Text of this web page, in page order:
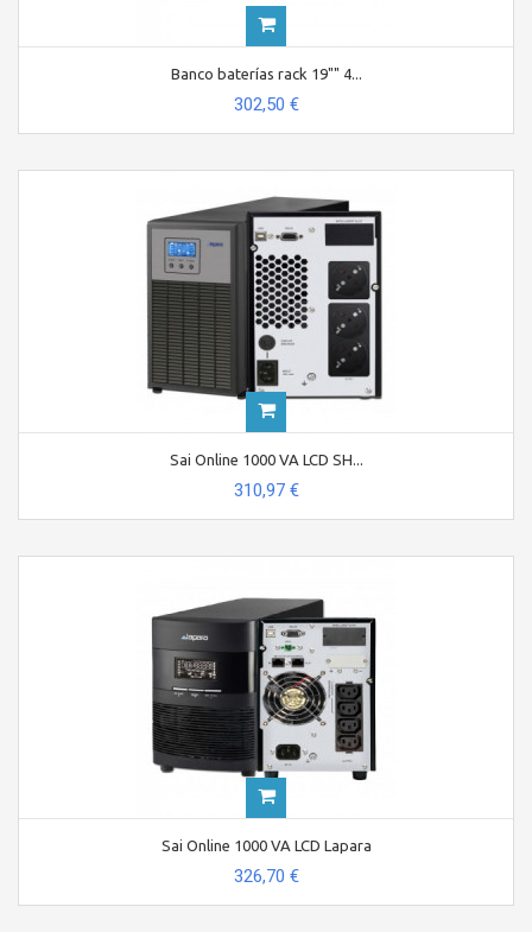
Banco baterías rack 19"" 4...
302,50 €
Sai Online 1000 VA LCD SH...
310,97 €
Sai Online 1000 VA LCD Lapara
326,70 €